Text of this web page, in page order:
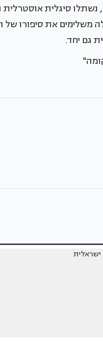
סיגלית אוסטרלית
את סיפורו של
גם יחד.